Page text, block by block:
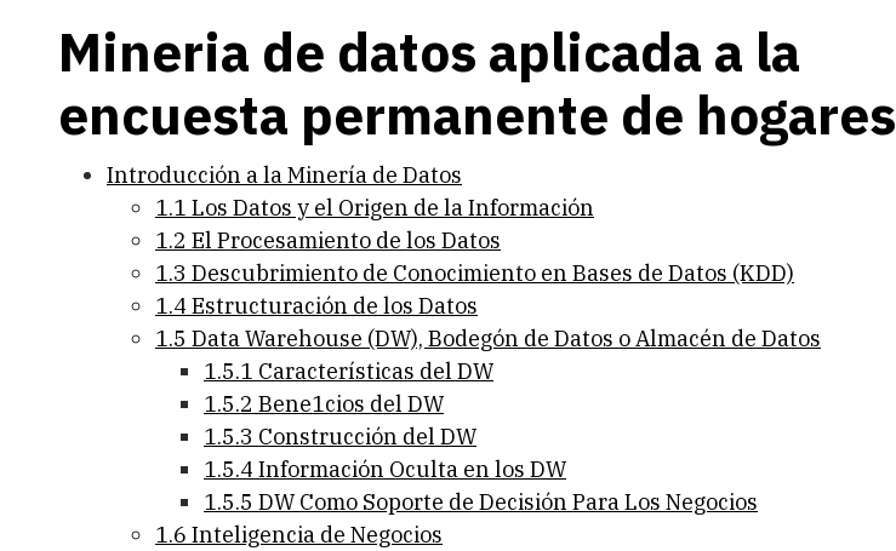
Mineria de datos aplicada a la
encuesta permanente de hogares
Introducción a la Minería de Datos
1.1 Los Datos y el Origen de la Información
1.2 El Procesamiento de los Datos
1.3 Descubrimiento de Conocimiento en Bases de Datos (KDD)
1.4 Estructuración de los Datos
1.5 Data Warehouse (DW), Bodegón de Datos o Almacén de Datos
1.5.1 Características del DW
1.5.2 Bene1cios del DW
1.5.3 Construcción del DW
1.5.4 Información Oculta en los DW
1.5.5 DW Como Soporte de Decisión Para Los Negocios
1.6 Inteligencia de Negocios